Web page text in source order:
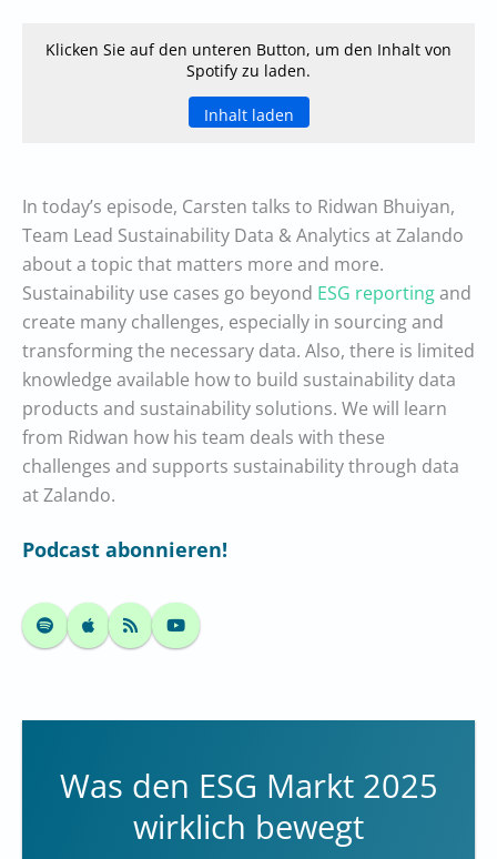
Klicken Sie auf den unteren Button, um den Inhalt von
Spotify zu laden.
Inhalt laden
In today’s episode, Carsten talks to Ridwan Bhuiyan,
Team Lead Sustainability Data & Analytics at Zalando
about a topic that matters more and more.
Sustainability use cases go beyond ESG reportingand
create many challenges, especially in sourcing and
transforming the necessary data. Also, there is limited
knowledge available how to build sustainability data
products and sustainability solutions. We will learn
from Ridwan how his team deals with these
challenges and supports sustainability through data
at Zalando.
Podcast abonnieren!
Was den ESG Markt 2025
wirklich bewegt